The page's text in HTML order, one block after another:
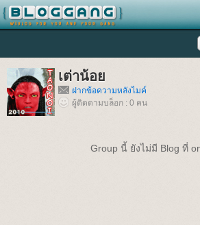
เต่าน้อย
ฝากข้อความหลังไมค์
ผู้ติดตามบล็อก : 0 คน
Group นี้ ยังไม่มี Blog ที่